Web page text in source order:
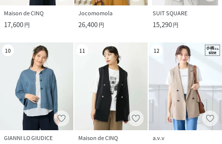
Maison de CINQ
17,600円
Jocomomola
26,400円
SUIT SQUARE
15,290円
10
GIANNI LO GIUDICE
11
Maison de CINQ
12
a.v.v